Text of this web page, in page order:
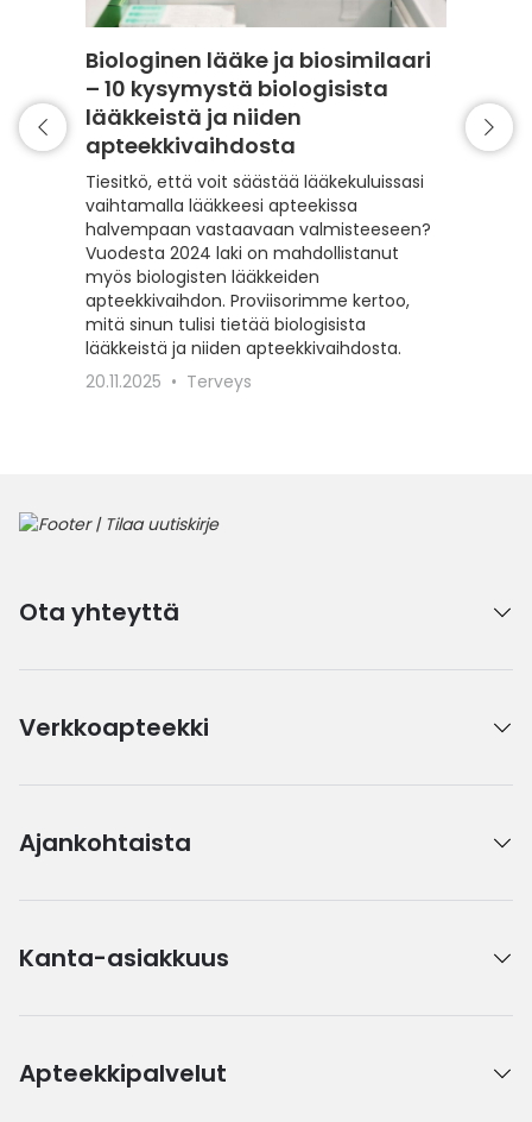
Biologinen lääke ja biosimilaari
– 10 kysymystä biologisista
lääkkeistä ja niiden
apteekkivaihdosta
Tiesitkö, että voit säästää lääkekuluissasi
vaihtamalla lääkkeesi apteekissa
halvempaan vastaavaan valmisteeseen?
Vuodesta 2024 laki on mahdollistanut
myös biologisten lääkkeiden
apteekkivaihdon. Proviisorimme kertoo,
mitä sinun tulisi tietää biologisista
lääkkeistä ja niiden apteekkivaihdosta.
20.11.2025
Terveys
Ota yhteyttä
Verkkoapteekki
Ajankohtaista
Kanta-asiakkuus
Apteekkipalvelut